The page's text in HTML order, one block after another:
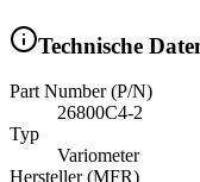
Technische
Part Number (P/N)
26800C4-2
Typ
Variometer
Hersteller (MFR)